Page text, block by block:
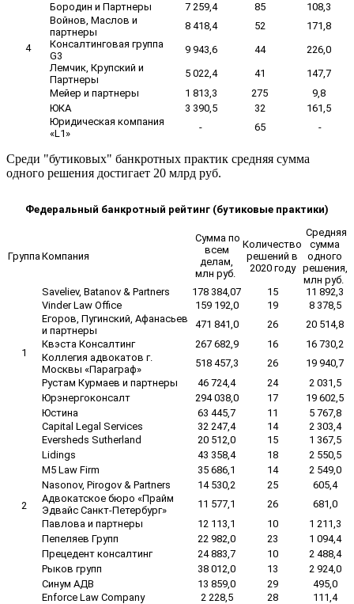
4
Бородин и Партнеры
7 259,4 85
108,3
Войнов, Маслов и
партнеры
8 418,4 52
171,8
Консалтинговая группа
G3
9 943,6 44
226,0
Лемчик, Крупский и
Партнеры
5 022,4 41
147,7
Мейер и партнеры
1 813,3 275
9,8
ЮКА
3 390,5 32
161,5
Юридическая компания
«L1»
- 65 -
Среди "бутиковых" банкротных практик средняя сумма
одного решения достигает 20 млрд руб.
Федеральный банкротный рейтинг (бутиковые практики)
ГруппаКомпания
Сумма по
всем
делам,
млн руб.
Количество
решений в
2020 году
Средняя
сумма
одного
решения,
млн руб.
1
Saveliev, Batanov & Partners 178 384,07 15
11 892,3
Vinder Law Office
159 192,0 19
8 378,5
Егоров, Пугинский, Афанасьев
и партнеры
471 841,0 26
20 514,8
Квэста Консалтинг
267 682,9 16
16 730,2
Коллегия адвокатов г.
Москвы «Параграф»
518 457,3 26
19 940,7
Рустам Курмаев и партнеры
46 724,4 24
2 031,5
Юрэнергоконсалт
294 038,0 17
19 602,5
Юстина
63 445,7 11 5 767,8
2
Capital Legal Services 32 247,4 14
2 303,4
Eversheds Sutherland
20 512,0 15
1 367,5
Lidings
43 358,4 18
2 550,5
M5 Law Firm
35 686,1 14
2 549,0
Nasonov, Pirogov & Partners
14 530,2 25
605,4
Адвокатское бюро «Прайм
Эдвайс Санкт-Петербург»
11 577,1 26
681,0
Павлова и партнеры
12 113,1 10
1 211,3
Пепеляев Групп
22 982,0 23
1 094,4
Прецедент консалтинг
24 883,7 10
2 488,4
Рыков групп
38 012,0 13
2 924,0
Синум АДВ
13 859,0 29
495,0
Enforce Law Company
2 228,5 28 111,4